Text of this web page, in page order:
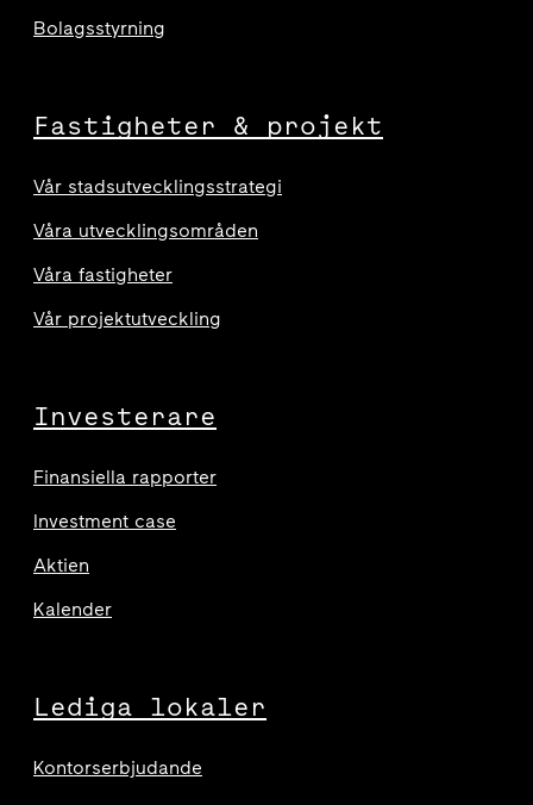
Bolagsstyrning
Fastigheter & projekt
Vår stadsutvecklingsstrategi
Våra utvecklingsområden
Våra fastigheter
Vår projektutveckling
Investerare
Finansiella rapporter
Investment case
Aktien
Kalender
Lediga lokaler
Kontorserbjudande